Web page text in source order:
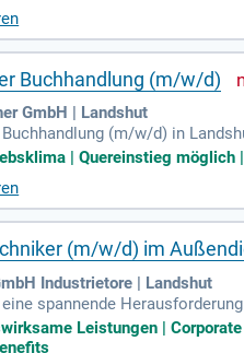
Bewerben Sie sich jetzt
Buchhandlung (m/w/d)
GmbH | Landshut
(m/w/d) in
Du sicherst optimale
macht. Bewirb dich jetzt und
| Quereinstieg möglich
(m/w/d) im
Industrietore | Landshut
spannende
unserer Kunden zur
Leistungen |